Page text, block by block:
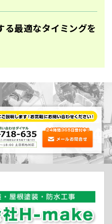
る最適なタイミングを